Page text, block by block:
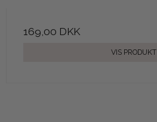
169,00 DKK
VIS PRODUKT